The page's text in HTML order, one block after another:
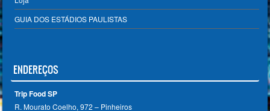
GUIA DOS ESTÁDIOS PAULISTAS
ENDEREÇOS
Trip Food SP
R. Mourato Coelho, 972 – Pinheiros